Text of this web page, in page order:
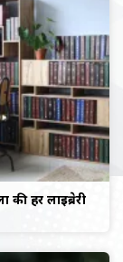
की हर लाइब्रेरी